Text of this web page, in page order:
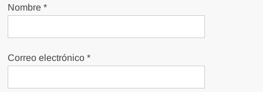
Nombre*
Correo electrónico*